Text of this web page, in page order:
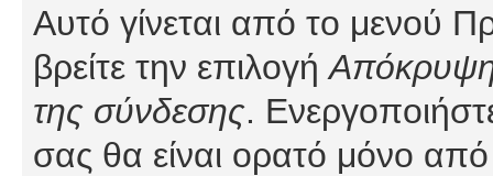
Αυτό γίνεται από το μενού
βρείτε την επιλογήΑπόκρυψη
της σύνδεσης.
σας θα είναι ορατό μόνο από